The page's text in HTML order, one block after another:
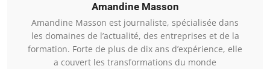
Amandine Masson
Amandine Masson est journaliste, spécialisée dans
les domaines de l’actualité, des entreprises et de la
formation. Forte de plus de dix ans d’expérience, elle
a couvert les transformations du monde